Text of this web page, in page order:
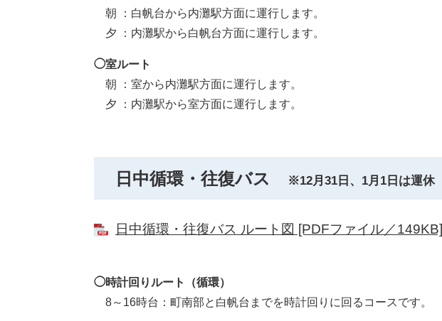
朝 ：白帆台から内灘駅方面に運行します。
夕 ：内灘駅から白帆台方面に運行します。
◯室ルート
朝 ：室から内灘駅方面に運行します。
夕 ：内灘駅から室方面に運行します。
日中循環・往復バス ※12月31日、1月1日は運休
日中循環・往復バス ルート図 [PDFファイル／149KB]
◯時計回りルート（循環）
8～16時台：町南部と白帆台までを時計回りに回るコースです。